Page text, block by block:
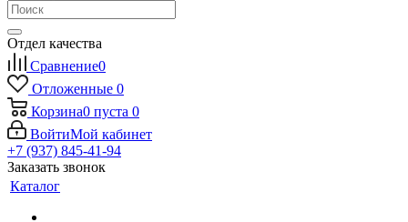
Отдел качества
Сравнение0
Отложенные 0
Корзина0 пуста 0
ВойтиМой кабинет
+7 (937) 845-41-94
Заказать звонок
Каталог